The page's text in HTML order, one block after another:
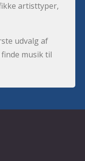
artisttyper,
udvalg af
musik til